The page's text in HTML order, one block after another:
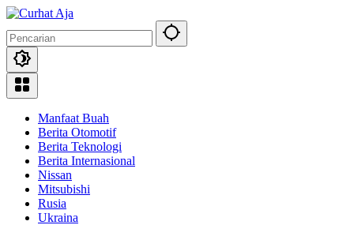
Langsung
konten
Manfaat Buah
Berita Otomotif
Berita Teknologi
Berita Internasional
Nissan
Mitsubishi
Rusia
Ukraina